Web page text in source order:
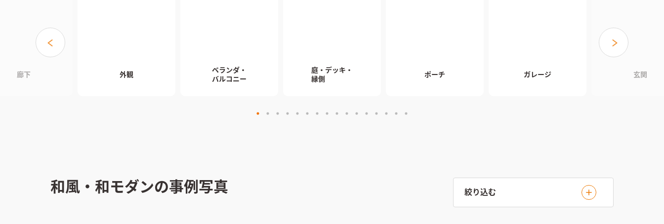
廊下 外観
ベランダ・
バルコニー
庭・デッキ・
縁側
ポーチ ガレージ 玄関
和風・和モダンの事例写真 絞り込む